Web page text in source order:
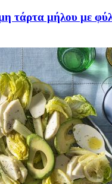
τάρτα μήλου με